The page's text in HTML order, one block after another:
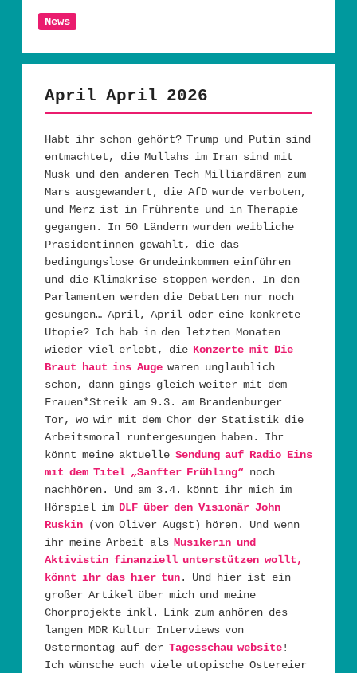
News
April April 2026
Habt ihr schon gehört? Trump und Putin sind
entmachtet, die Mullahs im Iran sind mit
Musk und den anderen Tech Milliardären zum
Mars ausgewandert, die AfD wurde verboten,
und Merz ist in Frührente und in Therapie
gegangen. In 50 Ländern wurden weibliche
Präsidentinnen gewählt, die das
bedingungslose Grundeinkommen einführen
und die Klimakrise stoppen werden. In den
Parlamenten werden die Debatten nur noch
gesungen… April, April oder eine konkrete
Utopie? Ich hab in den letzten Monaten
wieder viel erlebt, die Konzerte mit Die
Braut haut ins Augewaren unglaublich
schön, dann gings gleich weiter mit dem
Frauen*Streik am 9.3. am Brandenburger
Tor, wo wir mit dem Chor der Statistik die
Arbeitsmoral runtergesungen haben. Ihr
könnt meine aktuelle Sendung auf Radio Eins
mit dem Titel „Sanfter Frühling“ noch
nachhören. Und am 3.4. könnt ihr mich im
Hörspiel im DLF über den Visionär John
Ruskin (von Oliver Augst) hören. Und wenn
ihr meine Arbeit alsMusikerin und
Aktivistin finanziell unterstützen wollt,
könnt ihr das hier tun. Und hier ist ein
großer Artikel über mich und meine
Chorprojekte inkl. Link zum anhören des
langen MDR Kultur Interviews von
Ostermontag auf der Tagesschau website!
Ich wünsche euch viele utopische Ostereier